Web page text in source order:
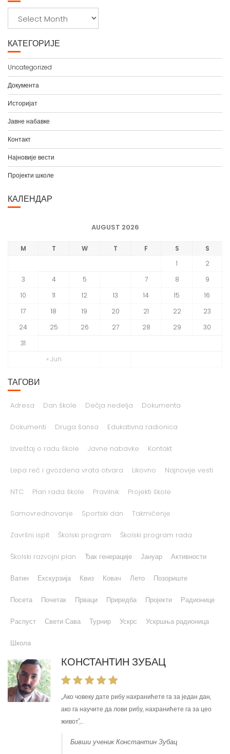
х
и
в
а
КАТЕГОРИЈЕ
Uncategorized
Документа
Историјат
Јавне набавке
Контакт
Најновије вести
Пројекти школе
КАЛЕНДАР
AUGUST 2026
M T W T F S S
« Jun
1
2
3
4 5 7 8
9
10
11 12 13 14 15
16
17
18 19 20 21 22
23
24
25 26 27 28 29
30
31
ТАГОВИ
Adresa Dan škole Dečja nedelja Dokumenta
Dokumenti Druga šansa Edukativna radionica
Izveštaj o radu škole Javne nabavke Kontakt
Lepa reč i gvozdena vrata otvara Likovno Najnovije vesti
NTC Plan rada škole Pravilnik Projekti škole
Samovrednovanje Sportski dan Takmičenje
Završni ispit Školski program Školski program rada
Školski razvojni plan Ђак генерације Јануар Активности
Ватин Екскурзија Квиз Ковач Лето Позориште
Посета Почетак Прваци Приредба Пројекти Радионице
Распуст Свети Сава Турнир Ускрс Ускршња радионица
Школа
КОНСТАНТИН ЗУБАЦ
,,Ако човеку дате рибу нахранићете га за један дан,
ако га научите да лови рибу, нахранићете га за цео
живот'',...
Бивши ученик Константин Зубац